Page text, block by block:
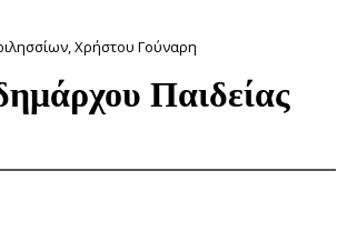
Χρήστου Γούναρη
Παιδείας